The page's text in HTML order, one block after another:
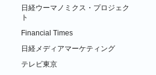
日経ウーマノミクス・プロジェク
ト
Financial Times
日経メディアマーケティング
テレビ東京